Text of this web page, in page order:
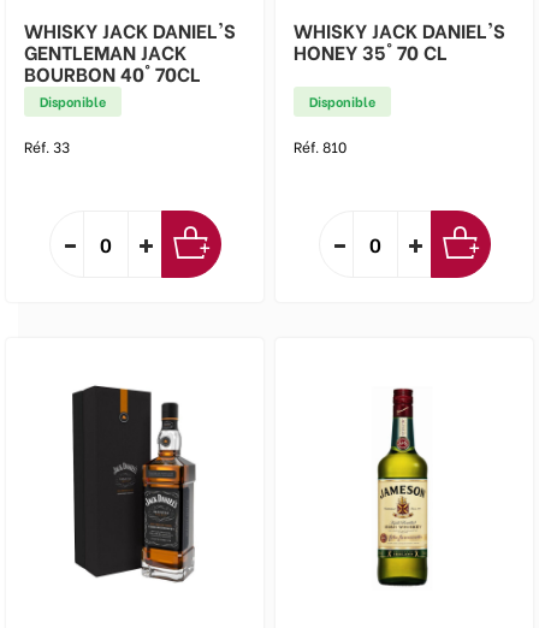
WHISKY JACK DANIEL'S
GENTLEMAN JACK
BOURBON 40° 70CL
Disponible
Réf. 33
WHISKY JACK DANIEL'S
HONEY 35° 70 CL
Disponible
Réf. 810